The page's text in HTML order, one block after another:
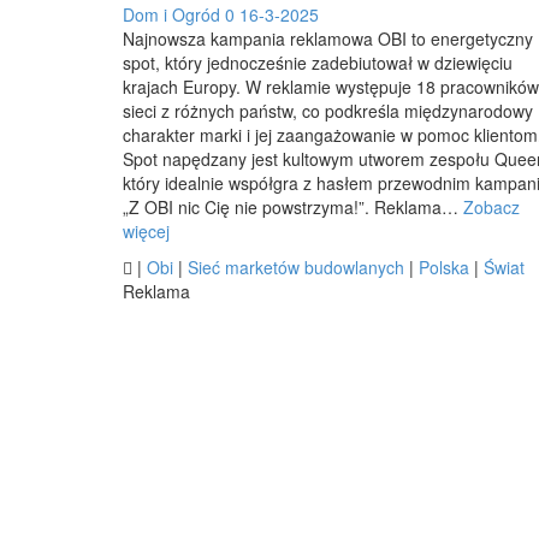
Dom i Ogród 0 16-3-2025
Najnowsza kampania reklamowa OBI to energetyczny
spot, który jednocześnie zadebiutował w dziewięciu
krajach Europy. W reklamie występuje 18 pracowników
sieci z różnych państw, co podkreśla międzynarodowy
charakter marki i jej zaangażowanie w pomoc
Spot napędzany jest kultowym utworem zespołu
który idealnie współgra z hasłem przewodnim
„Z OBI nic Cię nie powstrzyma!”. Reklama… Zobacz
więcej
 | Obi | Sieć marketów budowlanych | Polska | Świat
Reklama